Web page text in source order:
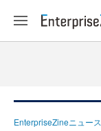
EnterpriseZineニュース